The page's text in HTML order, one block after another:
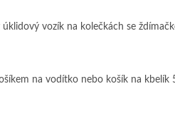
vozík na kolečkách se
na vodítko nebo košík na kbelík